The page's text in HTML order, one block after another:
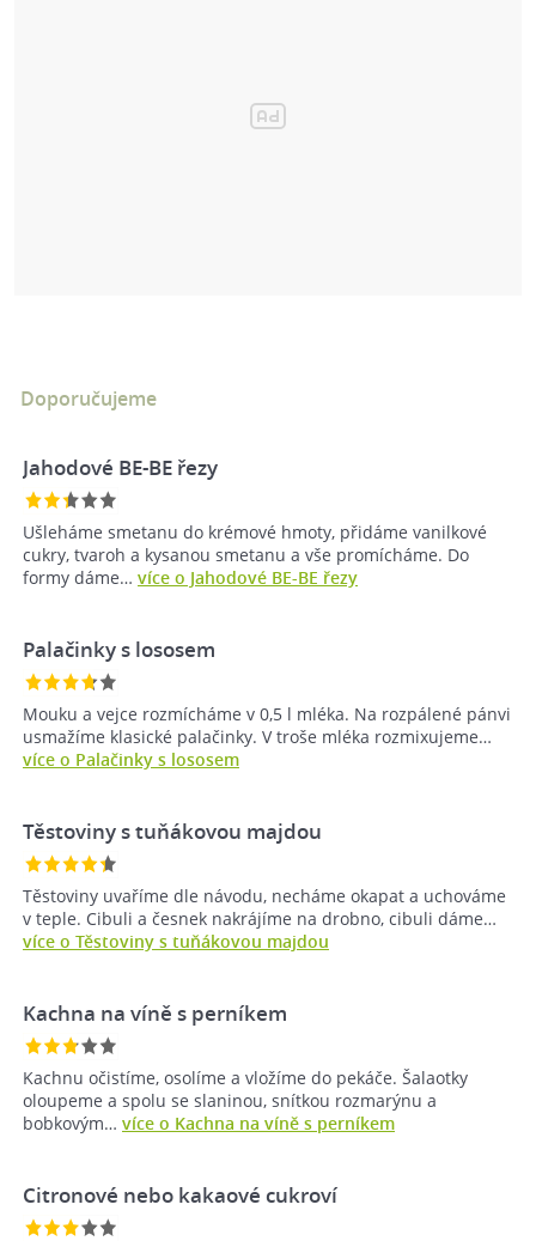
Doporučujeme
Jahodové BE-BE řezy
Ušleháme smetanu do krémové hmoty, přidáme vanilkové
cukry, tvaroh a kysanou smetanu a vše promícháme. Do
formy dáme… více o Jahodové BE-BE řezy
Palačinky s lososem
Mouku a vejce rozmícháme v 0,5 l mléka. Na rozpálené pánvi
usmažíme klasické palačinky. V troše mléka rozmixujeme…
více o Palačinky s lososem
Těstoviny s tuňákovou majdou
Těstoviny uvaříme dle návodu, necháme okapat a uchováme
v teple. Cibuli a česnek nakrájíme na drobno, cibuli dáme…
více o Těstoviny s tuňákovou majdou
Kachna na víně s perníkem
Kachnu očistíme, osolíme a vložíme do pekáče. Šalaotky
oloupeme a spolu se slaninou, snítkou rozmarýnu a
bobkovým… více o Kachna na víně s perníkem
Citronové nebo kakaové cukroví